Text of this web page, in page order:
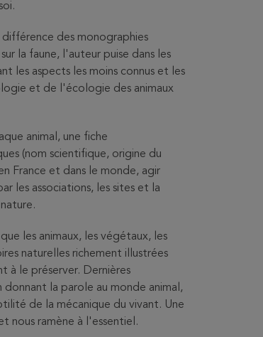
des monographies
la faune, l'auteur puise dans les
les aspects les moins connus et les
et de l'écologie des animaux
animal, une fiche
(nom scientifique, origine du
France et dans le monde, agir
les associations, les sites et la
les animaux, les végétaux, les
naturelles richement illustrées
à le préserver. Dernières
la parole au monde animal,
de la mécanique du vivant. Une
nous ramène à l'essentiel.